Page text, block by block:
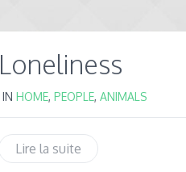
Loneliness
IN HOME, PEOPLE, ANIMALS
Lire la suite